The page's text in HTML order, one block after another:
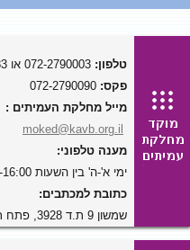
טלפון:
פקס:
מייל מחלקת העמיתים :
moked@kavb.org.il
מענה טלפוני:
ימי א'-ה' בין השעות 08:00-16:00
כתובת למכתבים:
שמשון 9 ת.ד 3928, פתח תקוה מיקוד 4952701